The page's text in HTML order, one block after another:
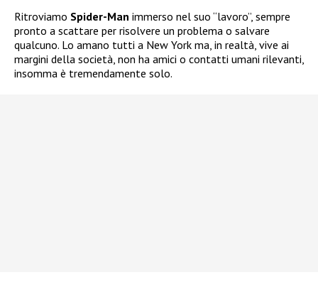
Ritroviamo Spider-Man immerso nel suo “lavoro”, sempre
pronto a scattare per risolvere un problema o salvare
qualcuno. Lo amano tutti a New York ma, in realtà, vive ai
margini della società, non ha amici o contatti umani rilevanti,
insomma è tremendamente solo.